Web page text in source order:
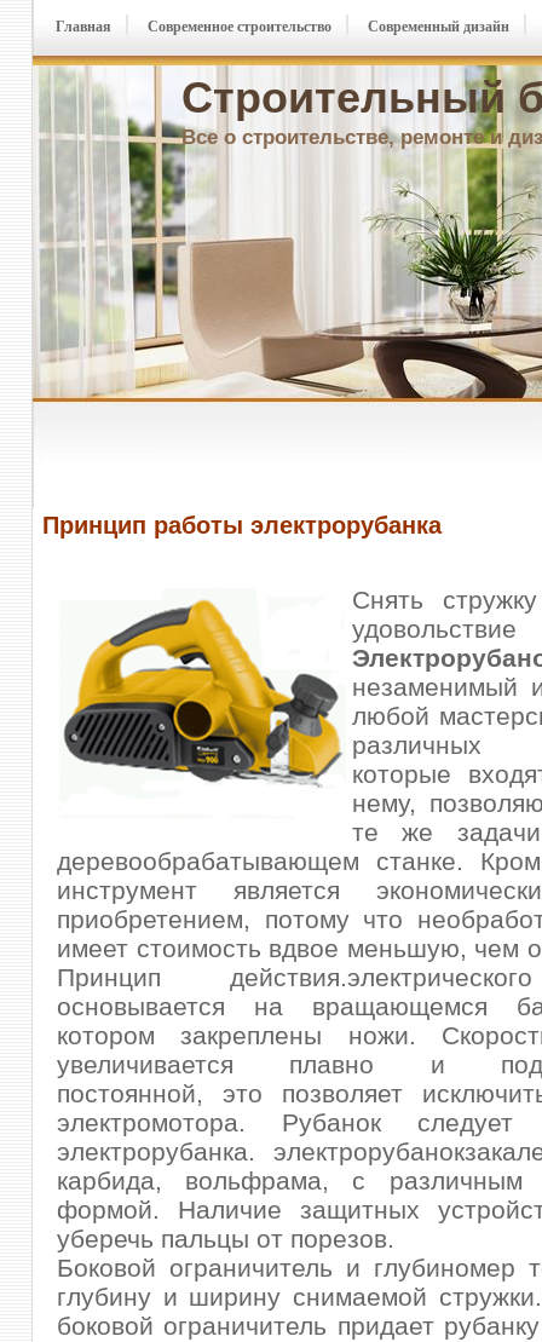
Строительный
Все о строительстве, ремонте и
Главная Современное строительство Современный дизайн
Принцип работы электрорубанка
Снять
удовольствие
незаменимый
любой
различных
которые
нему,
те же
деревообрабатывающем станке.
инструмент является
приобретением, потому что
имеет стоимость вдвое меньшую, чем
Принцип
основывается на вращающемся
котором закреплены ножи.
увеличивается плавно и
постоянной, это позволяет
электромотора. Рубанок следует
электрорубанка.
карбида, вольфрама, с различным
формой. Наличие защитных
уберечь пальцы от порезов.
Боковой ограничитель и глубиномер
глубину и ширину снимаемой
боковой ограничитель придает